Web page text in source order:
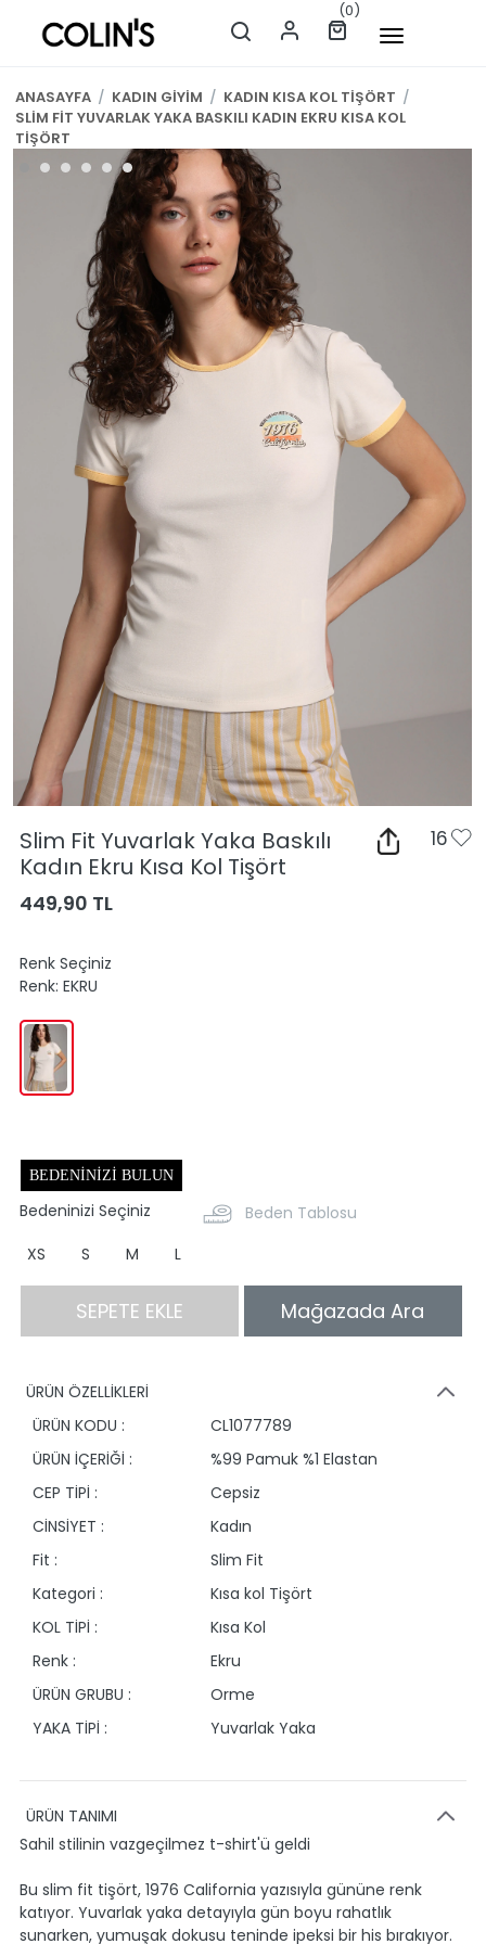
(0)
ANASAYFA / KADIN GİYİM / KADIN KISA KOL TİŞÖRT /
SLİM FİT YUVARLAK YAKA BASKILI KADIN EKRU KISA KOL
TİŞÖRT
Slim Fit Yuvarlak Yaka Baskılı
Kadın Ekru Kısa Kol Tişört
16
449,90 TL
Renk Seçiniz
Renk: EKRU
BEDENINIZI BULUN
Bedeninizi Seçiniz
Beden Tablosu
XS
S M L
SEPETE EKLE Mağazada Ara
ÜRÜN ÖZELLİKLERİ
ÜRÜN KODU :
CL1077789
ÜRÜN İÇERİĞİ :
%99 Pamuk %1 Elastan
CEP TİPİ :
Cepsiz
CİNSİYET :
Kadın
Fit :
Slim Fit
Kategori :
Kısa kol Tişört
KOL TİPİ :
Kısa Kol
Renk :
Ekru
ÜRÜN GRUBU :
Orme
YAKA TİPİ :
Yuvarlak Yaka
ÜRÜN TANIMI
Sahil stilinin vazgeçilmez t-shirt'ü geldi
Bu slim fit tişört, 1976 California yazısıyla gününe renk
katıyor. Yuvarlak yaka detayıyla gün boyu rahatlık
sunarken, yumuşak dokusu teninde ipeksi bir his bırakıyor.